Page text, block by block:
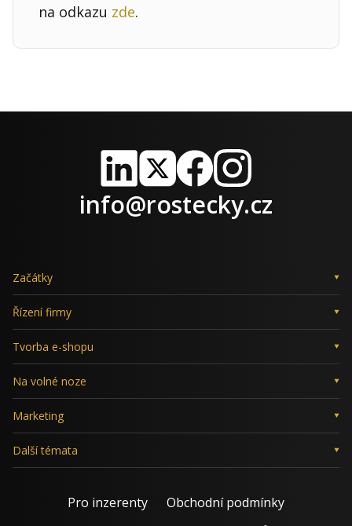
na odkazu zde.
LinkedIn
X FacebookInstagram
info@rostecky.cz
Začátky
Řízení firmy
Tvorba e-shopu
Na volné noze
Marketing
Další témata
Pro inzerenty
Obchodní podmínky